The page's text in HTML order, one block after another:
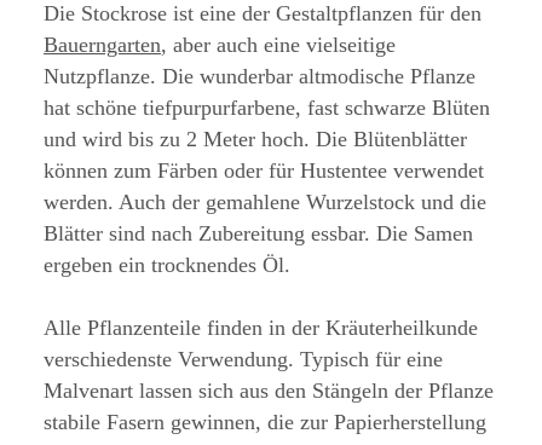
Die Stockrose ist eine der Gestaltpflanzen für den
Bauerngarten, aber auch eine vielseitige
Nutzpflanze. Die wunderbar altmodische Pflanze
hat schöne tiefpurpurfarbene, fast schwarze Blüten
und wird bis zu 2 Meter hoch. Die Blütenblätter
können zum Färben oder für Hustentee verwendet
werden. Auch der gemahlene Wurzelstock und die
Blätter sind nach Zubereitung essbar. Die Samen
ergeben ein trocknendes Öl.
Alle Pflanzenteile finden in der Kräuterheilkunde
verschiedenste Verwendung. Typisch für eine
Malvenart lassen sich aus den Stängeln der Pflanze
stabile Fasern gewinnen, die zur Papierherstellung